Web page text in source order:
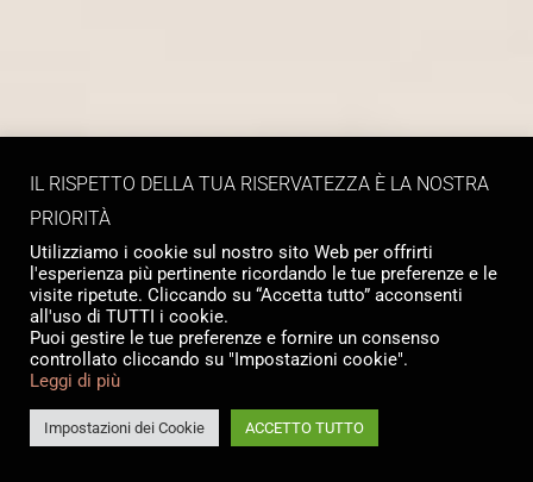
IL RISPETTO DELLA TUA RISERVATEZZA È LA NOSTRA
PRIORITÀ
Utilizziamo i cookie sul nostro sito Web per offrirti
l'esperienza più pertinente ricordando le tue preferenze e le
visite ripetute. Cliccando su “Accetta tutto” acconsenti
all'uso di TUTTI i cookie.
Puoi gestire le tue preferenze e fornire un consenso
controllato cliccando su "Impostazioni cookie".
Leggi di più
Impostazioni dei Cookie ACCETTO TUTTO